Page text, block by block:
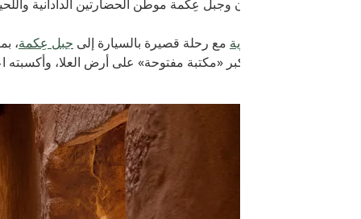
عِكمة موطن الحضارتين الدادانية واللحيانية، وتبدأ هذه
مع رحلة قصيرة بالسيارة إلىجبل عِكمة، بموقعه الساحر فوق
«مكتبة مفتوحة» على أرض العلا، وأكسبته اعترافاً رسمياً بأهميته